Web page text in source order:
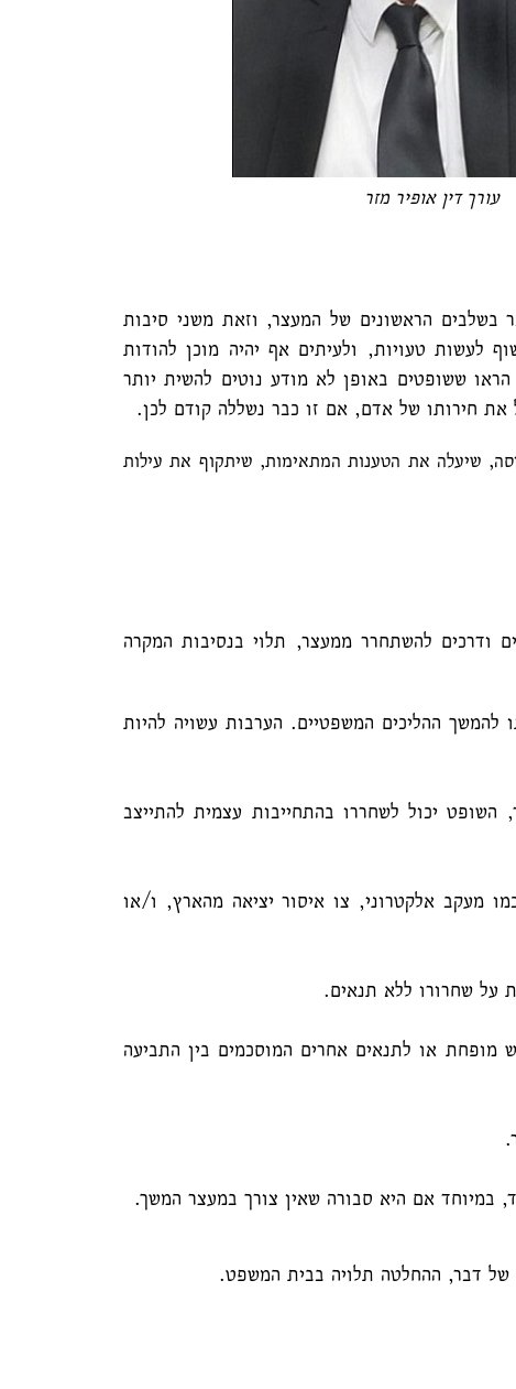
עורך דין אופיר מזר
בשלבים הראשונים של המעצר, וזאת משני סיבות
לעשות טעויות, ולעיתים אף יהיה מוכן להודות
ששופטים באופן לא מודע נוטים להשית יותר
חירותו של אדם, אם זו כבר נשללה קודם לכן.
שיעלה את הטענות המתאימות, שיתקוף את עילות
ודרכים להשתחרר ממעצר, תלוי בנסיבות המקרה
ההליכים המשפטיים. הערבות עשויה להיות
השופט יכול לשחררו בהתחייבות עצמית להתייצב
מעקב אלקטרוני, צו איסור יציאה מהארץ, ו/או
על שחרורו ללא תנאים.
או לתנאים אחרים המוסכמים בין התביעה
במיוחד אם היא סבורה שאין צורך במעצר המשך.
של דבר, ההחלטה תלויה בבית המשפט.